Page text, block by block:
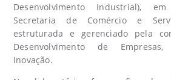
Desenvolvimento Industrial),
Secretaria de Comércio e
estruturada e gerenciado pela
Desenvolvimento de
inovação.